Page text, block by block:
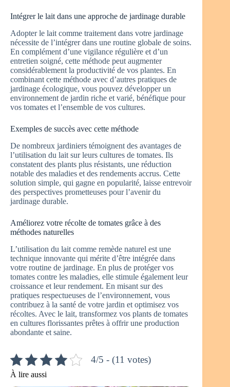
Intégrer le lait dans une approche de jardinage durable
Adopter le lait comme traitement dans votre jardinage
nécessite de l’intégrer dans une routine globale de soins.
En complément d’une vigilance régulière et d’un
entretien soigné, cette méthode peut augmenter
considérablement la productivité de vos plantes. En
combinant cette méthode avec d’autres pratiques de
jardinage écologique, vous pouvez développer un
environnement de jardin riche et varié, bénéfique pour
vos tomates et l’ensemble de vos cultures.
Exemples de succès avec cette méthode
De nombreux jardiniers témoignent des avantages de
l’utilisation du lait sur leurs cultures de tomates. Ils
constatent des plants plus résistants, une réduction
notable des maladies et des rendements accrus. Cette
solution simple, qui gagne en popularité, laisse entrevoir
des perspectives prometteuses pour l’avenir du
jardinage durable.
Améliorez votre récolte de tomates grâce à des
méthodes naturelles
L’utilisation du lait comme remède naturel est une
technique innovante qui mérite d’être intégrée dans
votre routine de jardinage. En plus de protéger vos
tomates contre les maladies, elle stimule également leur
croissance et leur rendement. En misant sur des
pratiques respectueuses de l’environnement, vous
contribuez à la santé de votre jardin et optimisez vos
récoltes. Avec le lait, transformez vos plants de tomates
en cultures florissantes prêtes à offrir une production
abondante et saine.
4/5 - (11 votes)
À lire aussi